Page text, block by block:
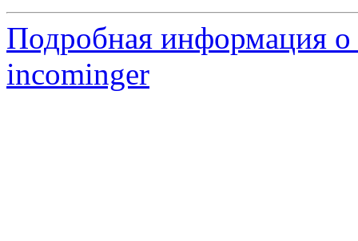
Подробная информация о
incominger